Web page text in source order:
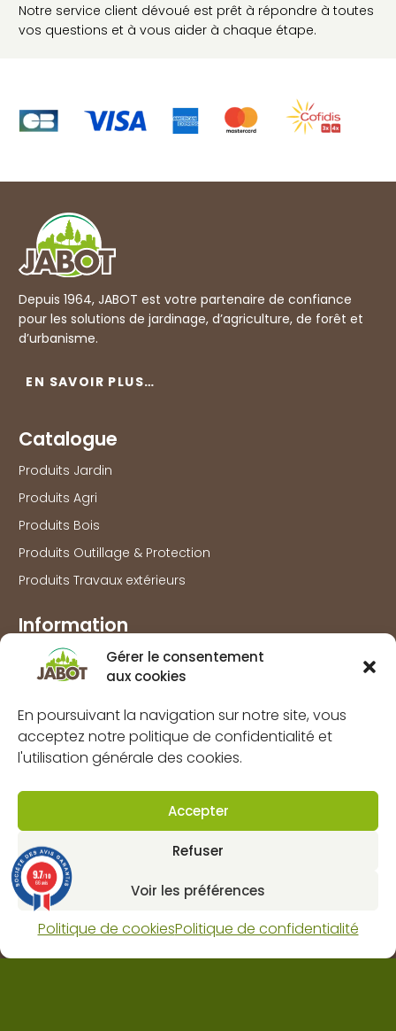
Gérer le consentement
aux cookies
En poursuivant la navigation sur notre site, vous
acceptez notre politique de confidentialité et
l'utilisation générale des cookies.
Accepter
Refuser
Voir les préférences
Politique de cookiesPolitique de confidentialité
Notre service client dévoué est prêt à répondre à toutes
vos questions et à vous aider à chaque étape.
Depuis 1964, JABOT est votre partenaire de confiance
pour les solutions de jardinage, d’agriculture, de forêt et
d’urbanisme.
EN SAVOIR PLUS…
Catalogue
Produits Jardin
Produits Agri
Produits Bois
Produits Outillage & Protection
Produits Travaux extérieurs
Information
Marques
À propos
FAQs
Mentions légales
Politique de confidentialité
Politique de cookies (UE)
Contact
Dynapôle de Ludres-Fléville
Horaires : lun-ven 8H 12H / 13H30 18H et sam 9H 12H.
9.7/10
66 avis